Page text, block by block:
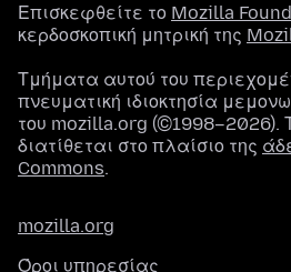
Επισκεφθείτε το Mozilla
κερδοσκοπική μητρική της
Τμήματα αυτού του
πνευματική ιδιοκτησία
του mozilla.org (©1998–2026).
διατίθεται στο πλαίσιο της
Commons.
mozilla.org
Όροι υπηρεσίας